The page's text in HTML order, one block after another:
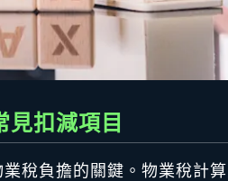
扣減項目
稅負擔的關鍵。物業稅計